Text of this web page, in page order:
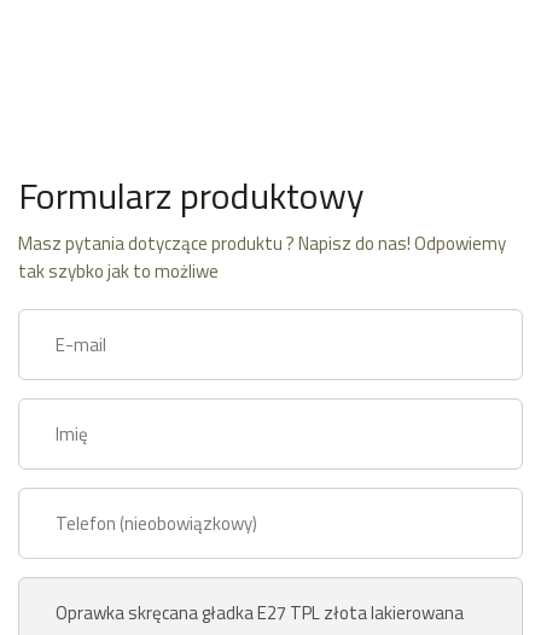
Formularz produktowy
Masz pytania dotyczące produktu ? Napisz do nas! Odpowiemy
tak szybko jak to możliwe